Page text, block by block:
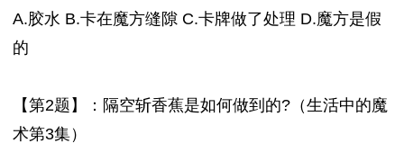
A.胶水 B.卡在魔方缝隙 C.卡牌做了处理 D.魔方是假
的
【第2题】：隔空斩香蕉是如何做到的?（生活中的魔
术第3集）